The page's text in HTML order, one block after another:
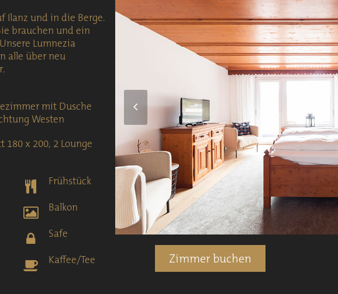
Ilanz und in die Berge.
brauchen und ein
Lumnezia
alle über neu
.
mit Dusche
Westen
180 x 200, 2 Lounge
Frühstück
Balkon
Safe
Kaffee/Tee
Previous
Slide
Zimmer buchen